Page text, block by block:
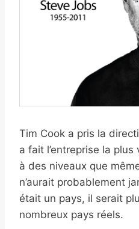
Tim Cook a pris la
a fait l’entreprise la
à des niveaux que
n’aurait probablement
était un pays, il serait
nombreux pays réels.